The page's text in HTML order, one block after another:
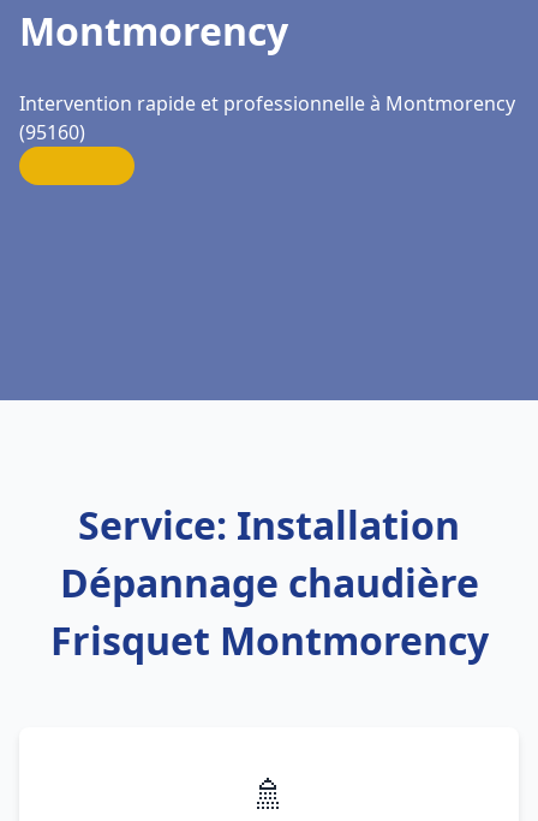
Montmorency
Intervention rapide et professionnelle à Montmorency
(95160)
Service: Installation
Dépannage chaudière
Frisquet Montmorency
🚿